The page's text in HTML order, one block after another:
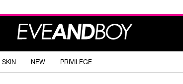
SKIN NEW PRIVILEGE